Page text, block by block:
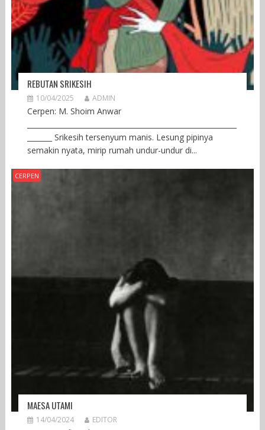
REBUTAN SRIKESIH
10/04/2025 ADMIN
Cerpen: M. Shoim Anwar
_______ Srikesih tersenyum manis. Lesung pipinya
semakin nyata, mirip rumah undur-undur di...
CERPEN
MAESA UTAMI
14/04/2024 EDITOR